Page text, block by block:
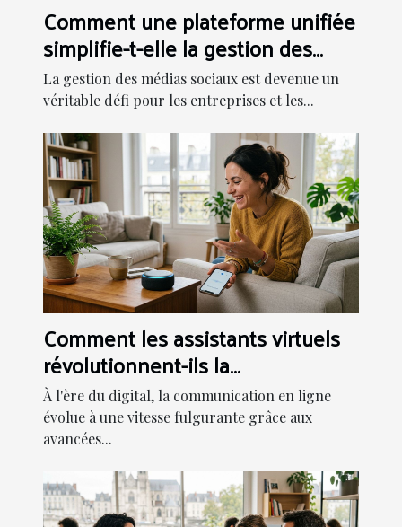
Comment une plateforme unifiée
simplifie-t-elle la gestion des
médias sociaux ?
La gestion des médias sociaux est devenue un
véritable défi pour les entreprises et les...
Comment les assistants virtuels
révolutionnent-ils la
communication en ligne ?
À l'ère du digital, la communication en ligne
évolue à une vitesse fulgurante grâce aux
avancées...